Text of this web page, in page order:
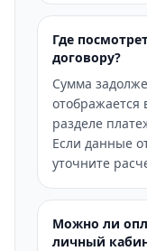
Где
договору?
Сумма
отображается
разделе
Если данные
уточните
Можно ли
личный